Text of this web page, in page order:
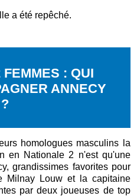
a été repêché.
: QUI
ANNECY
?
homologues masculins la
en Nationale 2 n'est qu'une
grandissimes favorites pour
Milnay Louw et la capitaine
par deux joueuses de top